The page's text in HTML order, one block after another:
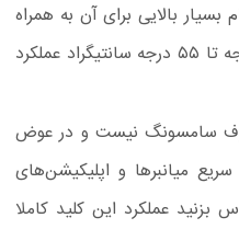
بالایی برای آن به همراه
داشته. گلکسی واچ اولترا قادر است در محدوده دمایی ۲۰- درجه تا ۵۵ درجه سانتیگراد عملکرد
سامسونگ نیست و در عوض
میانبرها و اپلیکیشن‌های
عملکرد این کلید کاملا